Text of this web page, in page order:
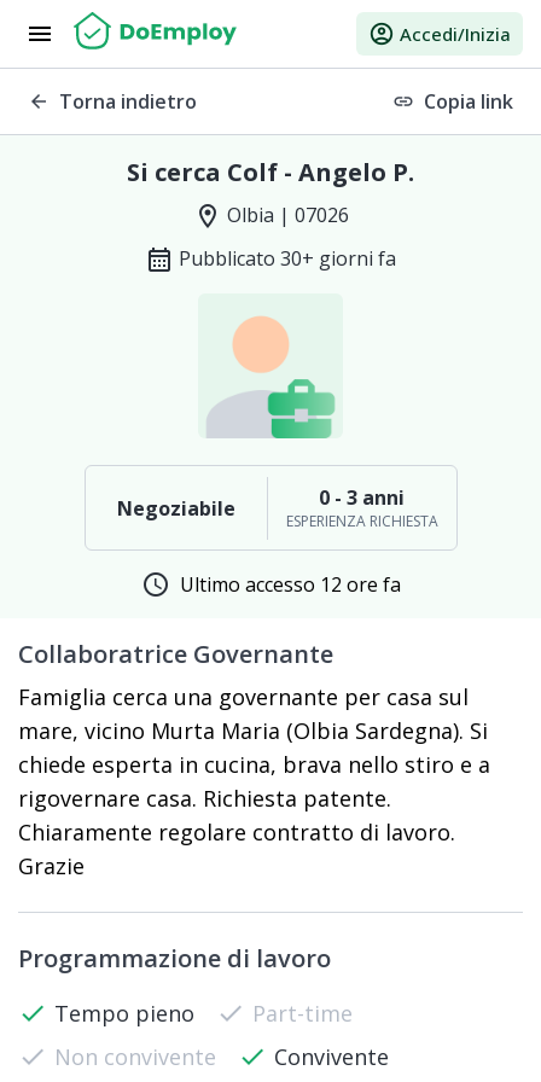
menu account_circle Accedi/Inizia
arrow_back Torna indietro link Copia link
Si cerca Colf - Angelo P.
location_on Olbia | 07026
calendar_month Pubblicato 30+ giorni fa
Negoziabile 0 - 3 anni
ESPERIENZA RICHIESTA
schedule Ultimo accesso 12 ore fa
Collaboratrice Governante
Famiglia cerca una governante per casa sul
mare, vicino Murta Maria (Olbia Sardegna). Si
chiede esperta in cucina, brava nello stiro e a
rigovernare casa. Richiesta patente.
Chiaramente regolare contratto di lavoro.
Grazie
Programmazione di lavoro
check Tempo pieno check Part-time
check Non convivente check Convivente